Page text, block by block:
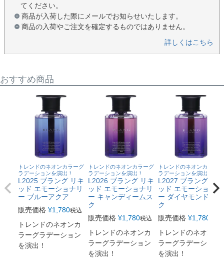
てください。
商品が入荷した際にメールでお知らせいたします。
商品の入荷やご注文を確定するものではありません。
詳しくはこちら
おすすめ商品
トレンドのネオンカラーグ
ラデーションを演出！
L2025 ブラング リキ
ッド エモーショナリ
ー ブルーアクア
販売価格 ¥1,780税込
トレンドのネオンカ
ラーグラデーション
を演出！
トレンドのネオンカラーグ
ラデーションを演出！
L2026 ブラング リキ
ッド エモーショナリ
ー キャンディームス
ク
販売価格 ¥1,780税込
トレンドのネオンカ
ラーグラデーション
を演出！
トレンドのネオンカラーグ
ラデーションを演出！
L2027 ブラング リキ
ッド エモーショナリ
ー ダイヤモンドムス
ク
販売価格 ¥1,780
トレンドのネオンカ
ラーグラデーション
を演出！